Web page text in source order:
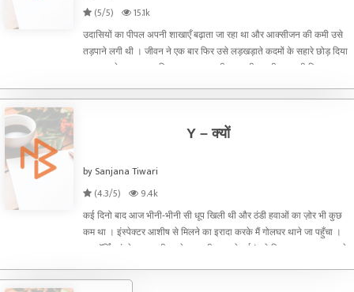
(5/5)
15.1k
उदासियों का पीपल अपनी शाखाएँ बढ़ाता जा रहा था और आक्सीजन की कमी उसे
तड़पाने लगी थी । जीवन ने एक बार फिर उसे लड़खड़ाते कदमों के सहारे छोड़ दिया
था । पहले घर छूटा ....फिर राज्य....साथ ही छूट गयी अपनी भाषा की मिठास
Y – क्यों
by Sanjana Tiwari
(4.3/5)
9.4k
कई दिनो बाद आज भीनी-भीनी सी धूप खिली थी और ठंडी हवाओं का ज़ोर भी कुछ
कम था । इंस्पेक्टर आशीष से मिलने का इरादा करके मैं गोलघर थाने जा पहुँचा ।
गुड मॉर्निंग इंस्पेक्टर आशीष अरे गुप्ता जी , आइये भई ! बड़े दिन लगाए इस बार आने